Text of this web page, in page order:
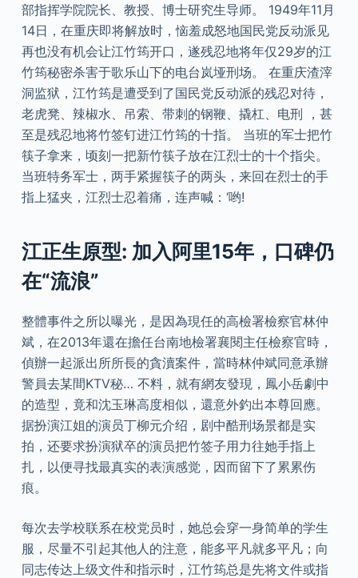
部指挥学院院长、教授、博士研究生导师。 1949年11月
14日，在重庆即将解放时，恼羞成怒地国民党反动派见
再也没有机会让江竹筠开口，遂残忍地将年仅29岁的江
竹筠秘密杀害于歌乐山下的电台岚垭刑场。 在重庆渣滓
洞监狱，江竹筠是遭受到了国民党反动派的残忍对待，
老虎凳、辣椒水、吊索、带刺的钢鞭、撬杠、电刑 ，甚
至是残忍地将竹签钉进江竹筠的十指。 当班的军士把竹
筷子拿来，顷刻一把新竹筷子放在江烈士的十个指尖。
当班特务军士，两手紧握筷子的两头，来回在烈士的手
指上猛夹，江烈士忍着痛，连声喊：‘哟!
江正生原型: 加入阿里15年，口碑仍
在“流浪”
整體事件之所以曝光，是因為現任的高檢署檢察官林仲
斌，在2013年還在擔任台南地檢署襄閱主任檢察官時，
偵辦一起派出所所長的貪瀆案件，當時林仲斌同意承辦
警員去某間KTV秘… 不料，就有網友發現，鳳小岳劇中
的造型，竟和沈玉琳高度相似，還意外釣出本尊回應。
据扮演江姐的演员丁柳元介绍，剧中酷刑场景都是实
拍，还要求扮演狱卒的演员把竹签子用力往她手指上
扎，以便寻找最真实的表演感觉，因而留下了累累伤
痕。
每次去学校联系在校党员时，她总会穿一身简单的学生
服，尽量不引起其他人的注意，能多平凡就多平凡；向
同志传达上级文件和指示时，江竹筠总是先将文件或指